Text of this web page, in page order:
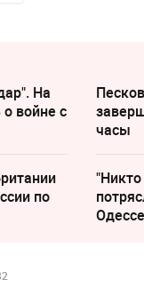
На
войне с
часы
по
Одессе